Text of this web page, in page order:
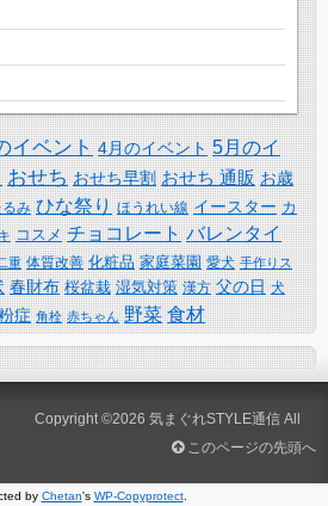
イベント 4月のイベント 5月のイ
おせち おせち早割 おせち 通販 お歳
み ひな祭り ほうれい線 イースター カ
コスメ チョコレート バレンタイ
重 体質改善 化粧品 家庭菜園 愛犬 手作りス
春財布 桜盆栽 湿気対策 漢方 父の日 犬
症 角栓 赤ちゃん 野菜 食材
Copyright ©2026 気まぐれSTYLE通信 All
このページの先頭へ
by Chetan's WP-Copyprotect.